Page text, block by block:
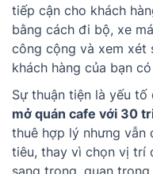
tiếp cận cho khách
bằng cách đi bộ, xe
công cộng và xem xét
khách hàng của bạn
Sự thuận tiện là yếu
mở quán cafe với 30
thuê hợp lý nhưng vẫn
tiêu, thay vì chọn vị trí
sang trọng, quan